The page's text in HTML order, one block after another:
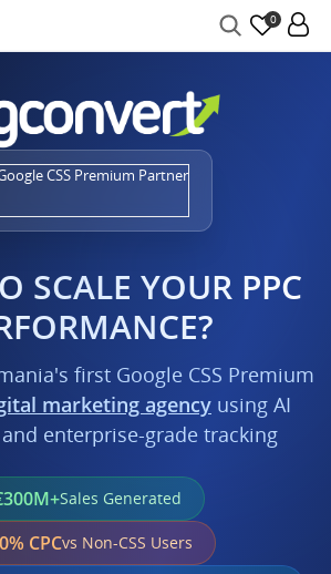
0
SCALE YOUR PPC
first Google CSS Premium
marketing agency using AI
enterprise-grade tracking
Sales Generated
CPCvs Non-CSS Users